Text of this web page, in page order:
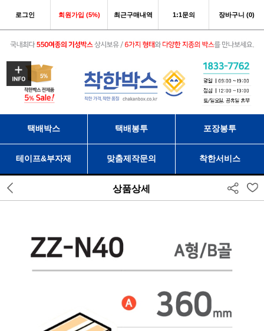
로그인 회원가입 (5%) 최근구매내역 1:1문의 장바구니 (0)
택배박스 택배봉투 포장봉투
테이프&부자재 맞춤제작문의 착한서비스
상품상세